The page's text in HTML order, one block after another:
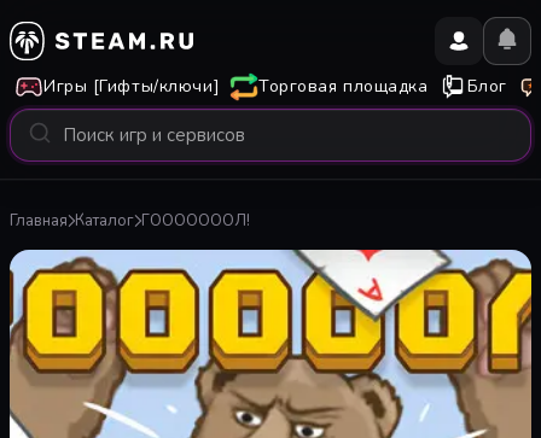
Игры [Гифты/ключи] Торговая площадка Блог
Главная Каталог ГОООООООЛ!